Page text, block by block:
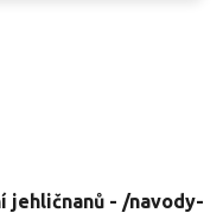
jehličnanů - /navody-